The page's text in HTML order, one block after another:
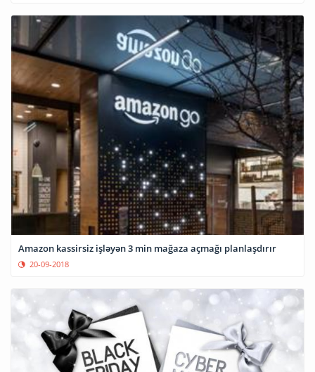
Amazon kassirsiz işləyən 3 min mağaza açmağı planlaşdırır
20-09-2018